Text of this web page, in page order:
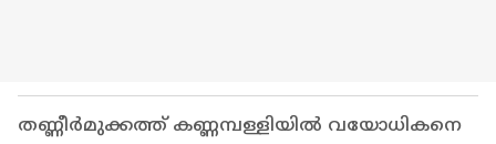
തണ്ണീർമുക്കത്ത് കണ്ണമ്പള്ളിയില്‍ വയോധികനെ